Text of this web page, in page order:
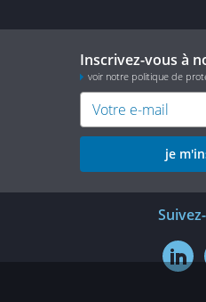
Inscrivez-vous à
voir notre politique de
je
